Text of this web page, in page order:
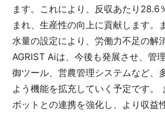
ます。これにより、反収あたり28.6
まれ、生産性の向上に貢献します。
水量の設定により、労働力不足の解
AGRIST Aiは、今後も発展させ、管
御ツール、営農管理システムなど、
よう機能を拡充していく予定です。
ボットとの連携を強化し、より収益